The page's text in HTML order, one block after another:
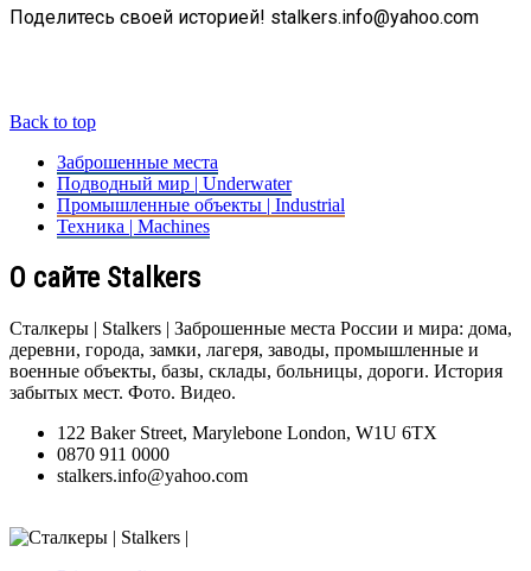
Поделитесь своей историей! stalkers.info@yahoo.com
Back to top
Заброшенные места
Подводный мир | Underwater
Промышленные объекты | Industrial
Техника | Machines
О сайте Stalkers
Сталкеры | Stalkers | Заброшенные места России и мира: дома,
деревни, города, замки, лагеря, заводы, промышленные и
военные объекты, базы, склады, больницы, дороги. История
забытых мест. Фото. Видео.
122 Baker Street, Marylebone London, W1U 6TX
0870 911 0000
stalkers.info@yahoo.com